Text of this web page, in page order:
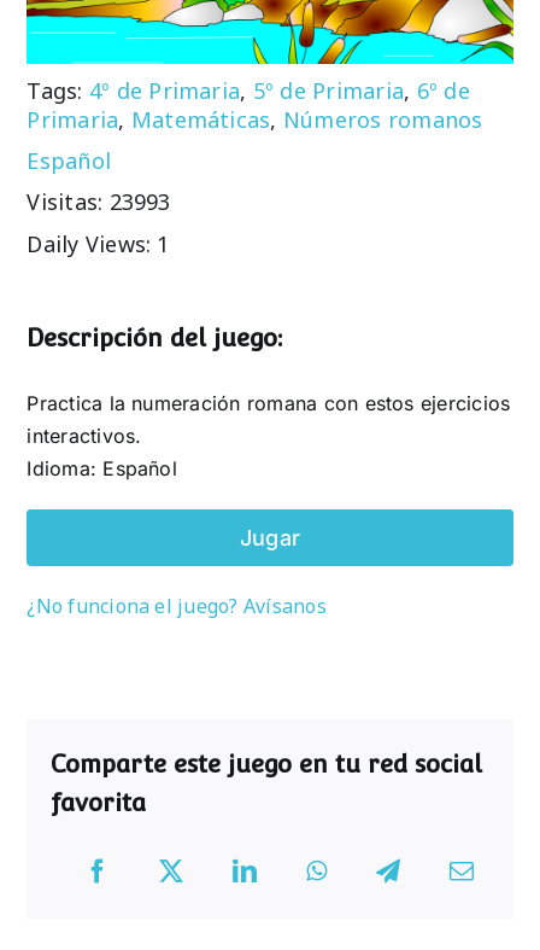
Tags: 4º de Primaria, 5º de Primaria, 6º de
Primaria, Matemáticas, Números romanos
Español
Visitas: 23993
Daily Views: 1
Descripción del juego:
Practica la numeración romana con estos ejercicios
interactivos.
Idioma: Español
Jugar
¿No funciona el juego? Avísanos
Comparte este juego en tu red social
favorita